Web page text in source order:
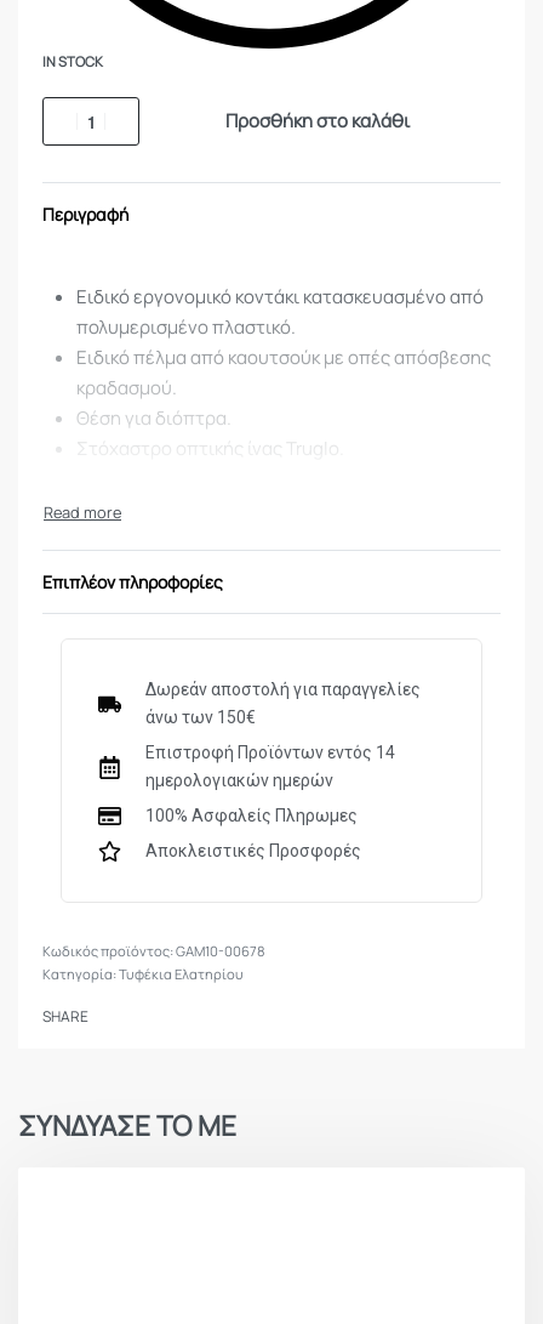
IN STOCK
Προσθήκη στο καλάθι
Περιγραφή
Ειδικό εργονομικό κοντάκι κατασκευασμένο από
πολυμερισμένο πλαστικό.
Ειδικό πέλμα από καουτσούκ με οπές απόσβεσης
κραδασμού.
Θέση για διόπτρα.
Στόχαστρο οπτικής ίνας Truglo.
Τεχνικά Χαρακτηριστικά:
Μηχανισμός: Ελατηρίου
Μήκος: 110 cm
Ενέργεια: 24 J
Διαμέτρημα: 4,5 mm
Βάρος: 2.4 kg
Ταχύτητα: 386 m/s
Επιπλέον πληροφορίες
Δωρεάν αποστολή για παραγγελίες
άνω των 150€
Επιστροφή Προϊόντων εντός 14
ημερολογιακών ημερών
100% Ασφαλείς Πληρωμες
Αποκλειστικές Προσφορές
GAM10-00678
Κατηγορία:Τυφέκια Ελατηρίου
SHARE
ΣΥΝΔΥΑΣΕ ΤΟ ΜΕ